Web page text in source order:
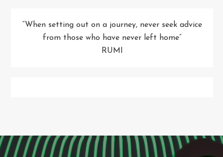
“When setting out on a journey, never seek advice
from those who have never left home”
RUMI